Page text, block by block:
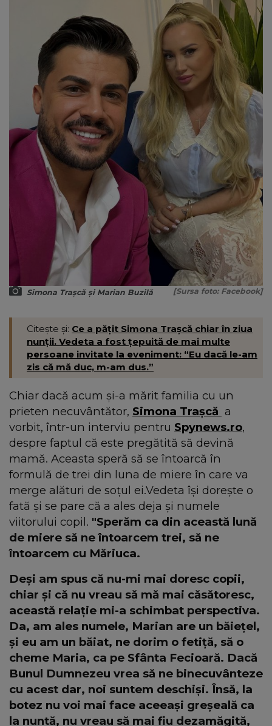
Simona Trașcă și Marian Buzilă [Sursa foto: Facebook]
Citește și: Ce a pățit Simona Trașcă chiar în ziua
nunții. Vedeta a fost țepuită de mai multe
persoane invitate la eveniment: “Eu dacă le-am
zis că mă duc, m-am dus.”
Chiar dacă acum și-a mărit familia cu un
prieten necuvântător, Simona Trașcă a
vorbit, într-un interviu pentru Spynews.ro,
despre faptul că este pregătită să devină
mamă. Aceasta speră să se întoarcă în
formulă de trei din luna de miere în care va
merge alături de soțul ei.Vedeta își dorește o
fată și se pare că a ales deja și numele
viitorului copil. "Sperăm ca din această lună
de miere să ne întoarcem trei, să ne
întoarcem cu Măriuca.
Deși am spus că nu-mi mai doresc copii,
chiar și că nu vreau să mă mai căsătoresc,
această relație mi-a schimbat perspectiva.
Da, am ales numele, Marian are un băiețel,
și eu am un băiat, ne dorim o fetiță, să o
cheme Maria, ca pe Sfânta Fecioară. Dacă
Bunul Dumnezeu vrea să ne binecuvânteze
cu acest dar, noi suntem deschiși. Însă, la
botez nu voi mai face aceeași greșeală ca
la nuntă, nu vreau să mai fiu dezamăgită,